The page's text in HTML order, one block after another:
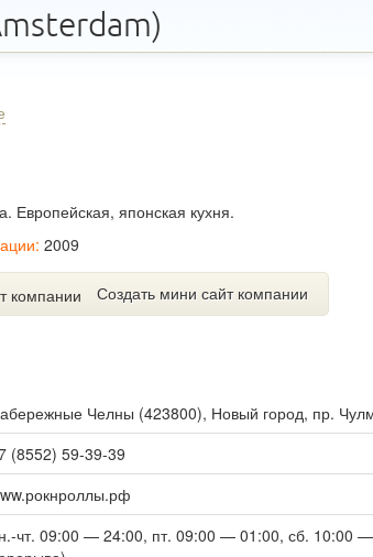
Европейская, японская кухня.
2009
Создать мини сайт компании
Челны (423800), Новый город, пр.
(8552) 59-39-39
чт. 09:00 — 24:00, пт. 09:00 — 01:00, сб. 10:00